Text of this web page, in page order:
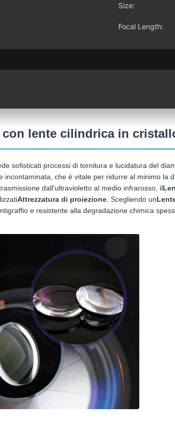
Size:
Focal Length:
lente cilindrica in
sofisticati processi di tornitura e lucidatura del
incontaminata, che è vitale per ridurre al minimo la
dall'ultravioletto al medio infrarosso, il
Attrezzatura di proiezione . Scegliendo un
e resistente alla degradazione chimica